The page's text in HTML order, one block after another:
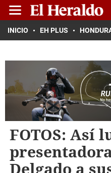
INICIO EH PLUS
FOTOS: Así
Delgado a